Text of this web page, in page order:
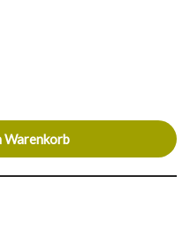
Warenkorb